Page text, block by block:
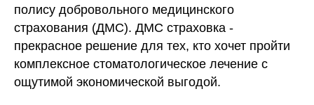
полису добровольного медицинского
страхования (ДМС). ДМС страховка -
прекрасное решение для тех, кто хочет пройти
комплексное стоматологическое лечение с
ощутимой экономической выгодой.